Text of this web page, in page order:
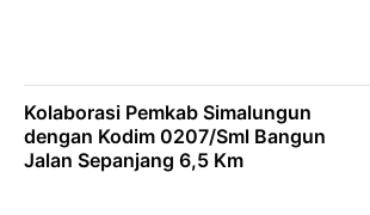
Kolaborasi Pemkab Simalungun
dengan Kodim 0207/Sml Bangun
Jalan Sepanjang 6,5 Km